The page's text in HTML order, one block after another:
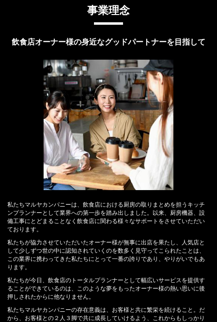
事業理念
飲食店オーナー様の身近なグッドパートナーを目指して
私たちマルヤカンパニーは、飲食店における厨房の取りまとめを担うキッチ
ンプランナーとして業界への第一歩を踏み出しました。以来、厨房機器、設
備工事にとどまることなく飲食店に関わる様々なサポートをさせていただい
ております。
私たちが協力させていただいたオーナー様が無事に出店を果たし、人気店と
して少しずつ世の中に認知されていくのを数多く見守ってこられたことは、
この業界に携わってきた私たちにとって一番の誇りであり、やりがいでもあ
ります。
私たちが今日、飲食店のトータルプランナーとして幅広いサービスを提供す
ることができているのは、このような夢をもったオーナー様の熱い思いに後
押しされたからに他なりません。
私たちマルヤカンパニーの存在意義は、お客様と共に繁栄を続けること。だ
から、お客様との２人３脚で共に成長していけるよう、これからもしっかり